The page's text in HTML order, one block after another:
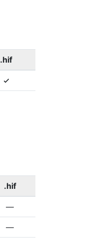
.hif
4
.hif
—
—